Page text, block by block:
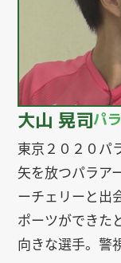
大山 晃司パ
東京２０２０パ
矢を放つパラア
ーチェリーと出
ポーツができた
向きな選手。警